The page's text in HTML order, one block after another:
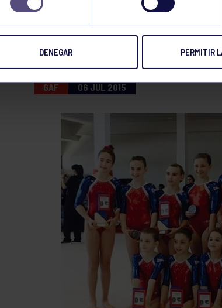
DENEGAR PERMITIR
CAMPEONATO DE ESPAÑA
GAF 06 JUL 2015